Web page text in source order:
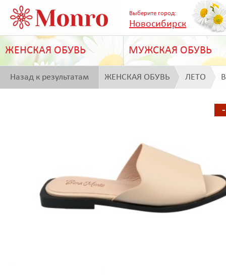
Выберите город:
Новосибирск
ЖЕНСКАЯ ОБУВЬ МУЖСКАЯ ОБУВЬ
Назад к результатам ЖЕНСКАЯ ОБУВЬ ЛЕТО